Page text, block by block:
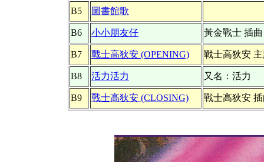
B5 圖書館歌
B6 小小朋友仔 黃金戰士 插曲
B7 戰士高狄安 (OPENING) 戰士高狄安
B8 活力活力 又名：活力
B9 戰士高狄安 (CLOSING) 戰士高狄安